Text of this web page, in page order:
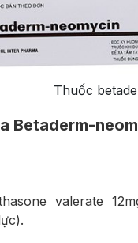
Thuốc
Betaderm-
valerate